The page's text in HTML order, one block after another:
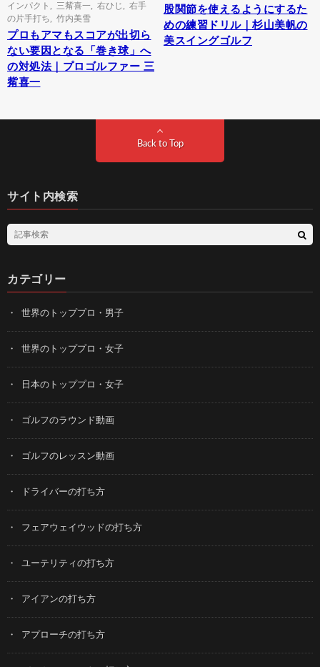
インパクト
三觜喜一 右ひじ
右手
の片手打ち
竹内美雪
プロもアマもスコアが出切ら
ない要因となる「巻き球」へ
の対処法｜プロゴルファー 三
觜喜一
股関節を使えるようにするた
めの練習ドリル｜杉山美帆の
美スイングゴルフ
Back to Top
サイト内検索
カテゴリー
世界のトッププロ・男子
世界のトッププロ・女子
日本のトッププロ・女子
ゴルフのラウンド動画
ゴルフのレッスン動画
ドライバーの打ち方
フェアウェイウッドの打ち方
ユーテリティの打ち方
アイアンの打ち方
アプローチの打ち方